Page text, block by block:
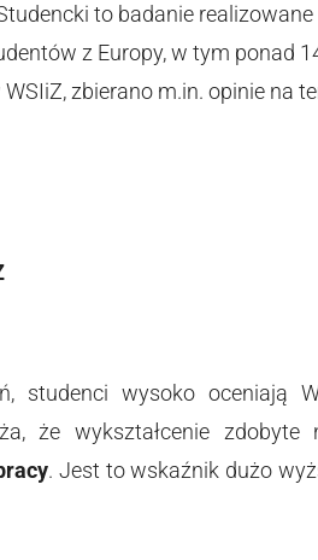
to badanie
z Europy, w tym ponad
zbierano m.in. opinie na
studenci wysoko oceniają
że wykształcenie
. Jest to wskaźnik dużo